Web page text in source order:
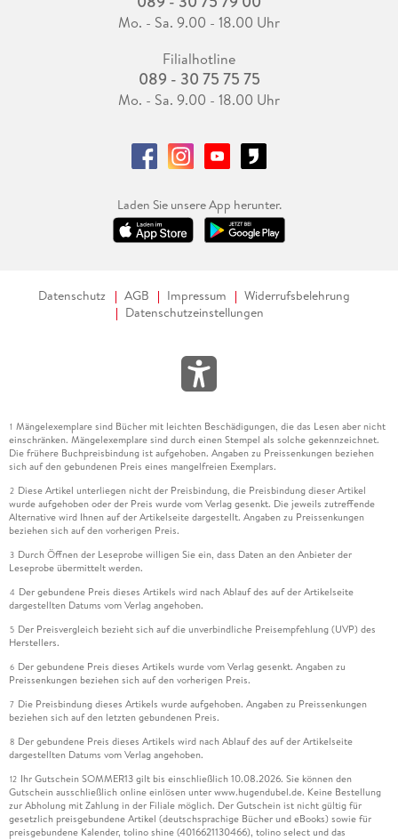
Mo. - Sa. 9.00 - 18.00 Uhr
Filialhotline
089 - 30 75 75 75
Mo. - Sa. 9.00 - 18.00 Uhr
Laden Sie unsere App herunter.
Datenschutz AGB Impressum
Widerrufsbelehrung
Datenschutzeinstellungen
1 Mängelexemplare sind Bücher mit leichten Beschädigungen, die das Lesen aber nicht
einschränken. Mängelexemplare sind durch einen Stempel als solche gekennzeichnet.
Die frühere Buchpreisbindung ist aufgehoben. Angaben zu Preissenkungen beziehen
sich auf den gebundenen Preis eines mangelfreien Exemplars.
2 Diese Artikel unterliegen nicht der Preisbindung, die Preisbindung dieser Artikel
wurde aufgehoben oder der Preis wurde vom Verlag gesenkt. Die jeweils zutreffende
Alternative wird Ihnen auf der Artikelseite dargestellt. Angaben zu Preissenkungen
beziehen sich auf den vorherigen Preis.
3 Durch Öffnen der Leseprobe willigen Sie ein, dass Daten an den Anbieter der
Leseprobe übermittelt werden.
4 Der gebundene Preis dieses Artikels wird nach Ablauf des auf der Artikelseite
dargestellten Datums vom Verlag angehoben.
5 Der Preisvergleich bezieht sich auf die unverbindliche Preisempfehlung (UVP) des
Herstellers.
6 Der gebundene Preis dieses Artikels wurde vom Verlag gesenkt. Angaben zu
Preissenkungen beziehen sich auf den vorherigen Preis.
7 Die Preisbindung dieses Artikels wurde aufgehoben. Angaben zu Preissenkungen
beziehen sich auf den letzten gebundenen Preis.
8 Der gebundene Preis dieses Artikels wird nach Ablauf des auf der Artikelseite
dargestellten Datums vom Verlag angehoben.
12 Ihr Gutschein SOMMER13 gilt bis einschließlich 10.08.2026. Sie können den
Gutschein ausschließlich online einlösen unter www.hugendubel.de. Keine Bestellung
zur Abholung mit Zahlung in der Filiale möglich. Der Gutschein ist nicht gültig für
gesetzlich preisgebundene Artikel (deutschsprachige Bücher und eBooks) sowie für
preisgebundene Kalender, tolino shine (4016621130466), tolino select und das